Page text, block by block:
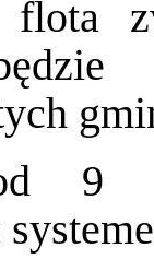
flota
9